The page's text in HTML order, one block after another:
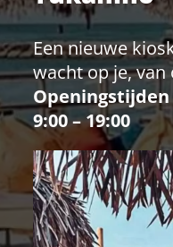
Een nieuwe
wacht op je,
Openingstijden
9:00 – 19:00